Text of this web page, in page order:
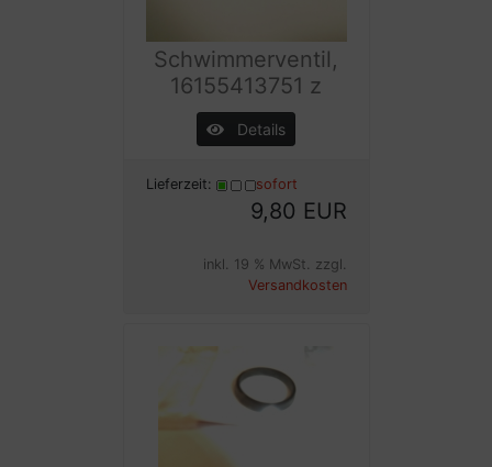
Schwimmerventil,
16155413751 z
Details
Lieferzeit: sofort
9,80 EUR
inkl. 19 % MwSt. zzgl.
Versandkosten